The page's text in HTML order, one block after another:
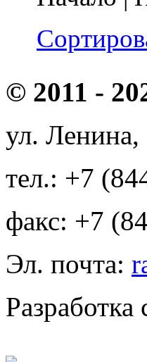
© 2011 -
ул.
тел.: +7
факс: +7
Эл. почта: